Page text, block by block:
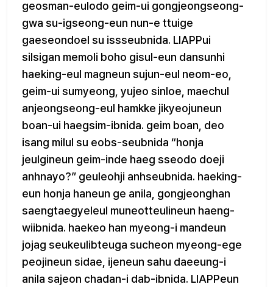
geosman-eulodo geim-ui gongjeongseong-
gwa su-igseong-eun nun-e ttuige
gaeseondoel su issseubnida. LIAPPui
silsigan memoli boho gisul-eun dansunhi
haeking-eul magneun sujun-eul neom-eo,
geim-ui sumyeong, yujeo sinloe, maechul
anjeongseong-eul hamkke jikyeojuneun
boan-ui haegsim-ibnida. geim boan, deo
isang milul su eobs-seubnida “honja
jeulgineun geim-inde haeg sseodo doeji
anhnayo?” geuleohji anhseubnida. haeking-
eun honja haneun ge anila, gongjeonghan
saengtaegyeleul muneotteulineun haeng-
wiibnida. haekeo han myeong-i mandeun
jojag seukeulibteuga sucheon myeong-ege
peojineun sidae, ijeneun sahu daeeung-i
anila sajeon chadan-i dab-ibnida. LIAPPeun